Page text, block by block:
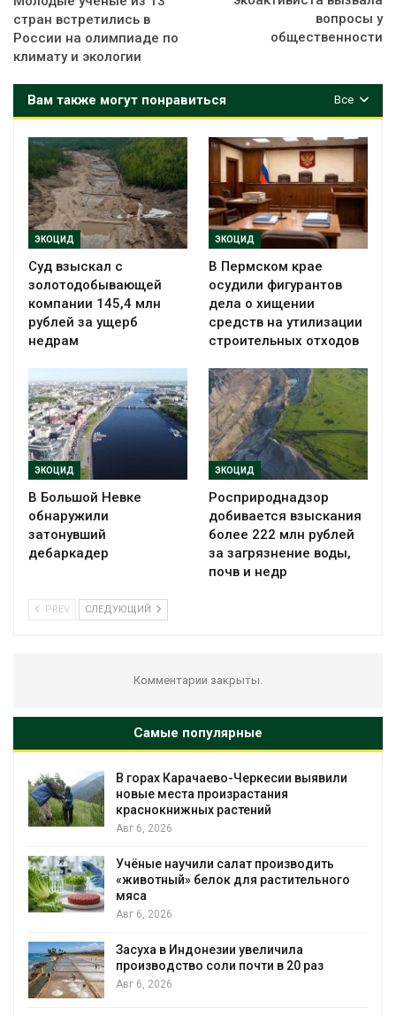
стран встретились в
России на олимпиаде по
климату и экологии
вопросы у
общественности
Все
Вам также могут понравиться
ЭКОЦИД
Суд взыскал с
золотодобывающей
компании 145,4 млн
рублей за ущерб
недрам
ЭКОЦИД
В Пермском крае
осудили фигурантов
дела о хищении
средств на утилизации
строительных отходов
ЭКОЦИД
В Большой Невке
обнаружили
затонувший
дебаркадер
ЭКОЦИД
Росприроднадзор
добивается взыскания
более 222 млн рублей
за загрязнение воды,
почв и недр
PREV СЛЕДУЮЩИЙ
Комментарии закрыты.
Самые популярные
В горах Карачаево-Черкесии выявили
новые места произрастания
краснокнижных растений
Авг 6, 2026
Учёные научили салат производить
«животный» белок для растительного
мяса
Авг 6, 2026
Засуха в Индонезии увеличила
производство соли почти в 20 раз
Авг 6, 2026